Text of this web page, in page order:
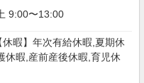
9:00〜13:00
暇】年次有給休暇,夏期休
休暇,産前産後休暇,育児休